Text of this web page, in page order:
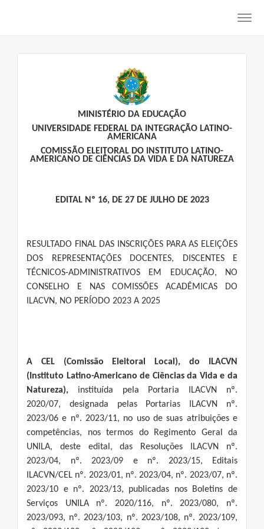
MINISTÉRIO DA EDUCAÇÃO
UNIVERSIDADE FEDERAL DA INTEGRAÇÃO LATINO-
AMERICANA
COMISSÃO ELEITORAL DO INSTITUTO LATINO-
AMERICANO DE CIÊNCIAS DA VIDA E DA NATUREZA
EDITAL Nº 16, DE 27 DE JULHO DE 2023
RESULTADO FINAL DAS INSCRIÇÕES PARA AS ELEIÇÕES
DOS REPRESENTAÇÕES DOCENTES, DISCENTES E
TÉCNICOS-ADMINISTRATIVOS EM EDUCAÇÃO, NO
CONSELHO E NAS COMISSÕES ACADÊMICAS DO
ILACVN, NO PERÍODO 2023 A 2025
A CEL (Comissão Eleitoral Local), do ILACVN
(Instituto Latino-Americano de Ciências da Vida e da
Natureza), instituída pela Portaria ILACVN nº.
2020/07, designada pelas Portarias ILACVN nº.
2023/06 e nº. 2023/11, no uso de suas atribuições e
competências, nos termos do Regimento Geral da
UNILA, deste edital, das Resoluções ILACVN nº.
2023/04, nº. 2023/09 e nº. 2023/15, Editais
ILACVN/CEL nº. 2023/01, nº. 2023/04, nº. 2023/07, nº.
2023/10 e nº. 2023/13, publicadas nos Boletins de
Serviços UNILA nº. 2020/116, nº. 2023/080, nº.
2023/093, nº. 2023/103, nº. 2023/108, nº. 2023/109,